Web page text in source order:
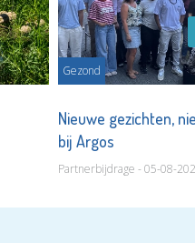
Gezond
Nieuwe gezichten,
bij Argos
Partnerbijdrage - 05-08-